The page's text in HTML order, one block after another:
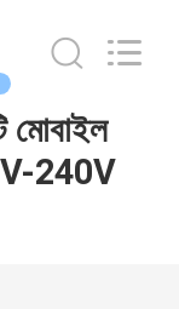
মোবাইল
240V